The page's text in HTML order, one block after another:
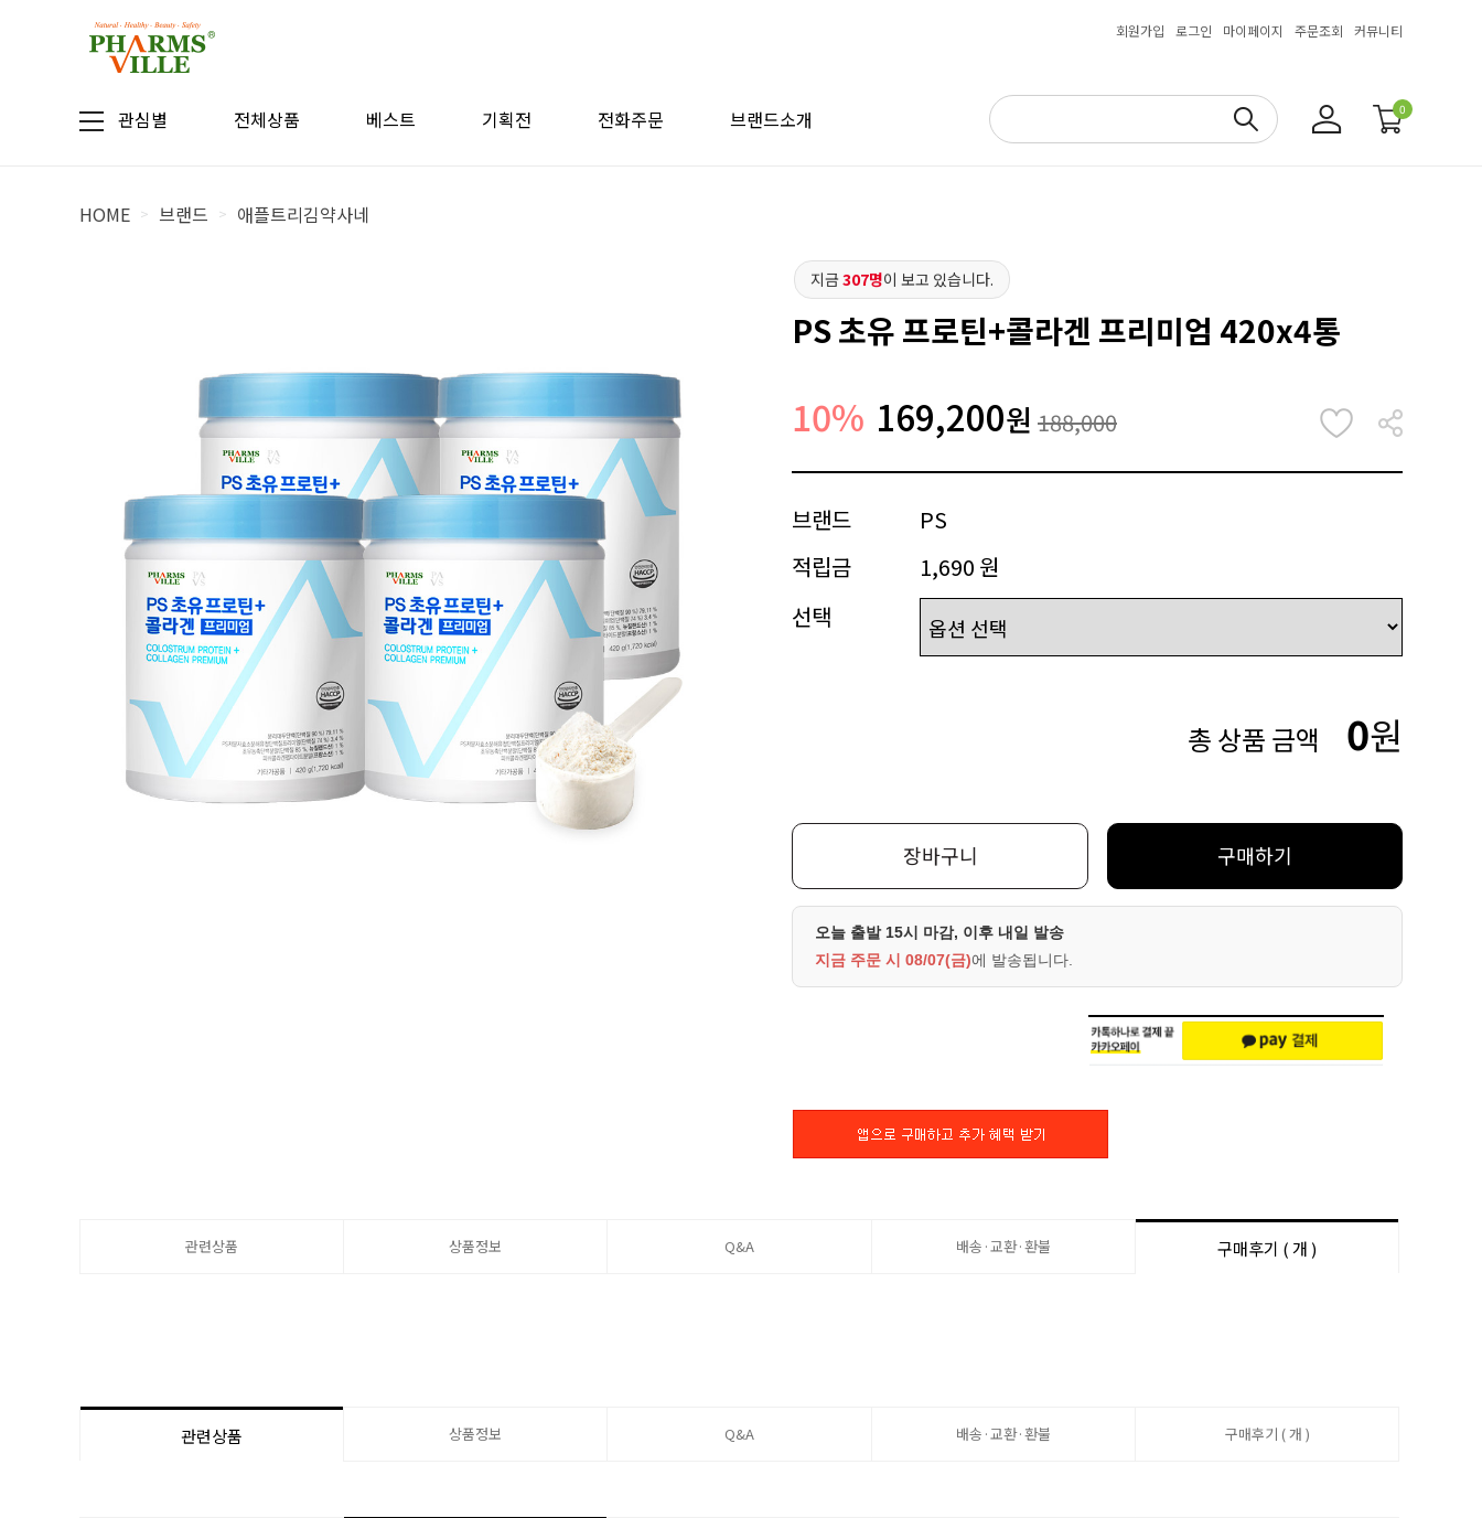
회원가입 로그인 마이페이지 주문조회 커뮤니티
관심별 전체상품 베스트 기획전 전화주문 브랜드소개 0
HOME > 브랜드 > 애플트리김약사네
지금 307명이 보고 있습니다.
PS 초유 프로틴+콜라겐 프리미엄 420x4통
10% 169,200원 188,000
브랜드
PS
적립금
1,690 원
선택
총 상품 금액 0원
장바구니 구매하기
오늘 출발 15시 마감, 이후 내일 발송
지금 주문 시 08/07(금)에 발송됩니다.
관련상품 상품정보 Q&A 배송·교환·환불 구매후기 ( 개 )
관련상품 상품정보 Q&A 배송·교환·환불 구매후기 ( 개 )